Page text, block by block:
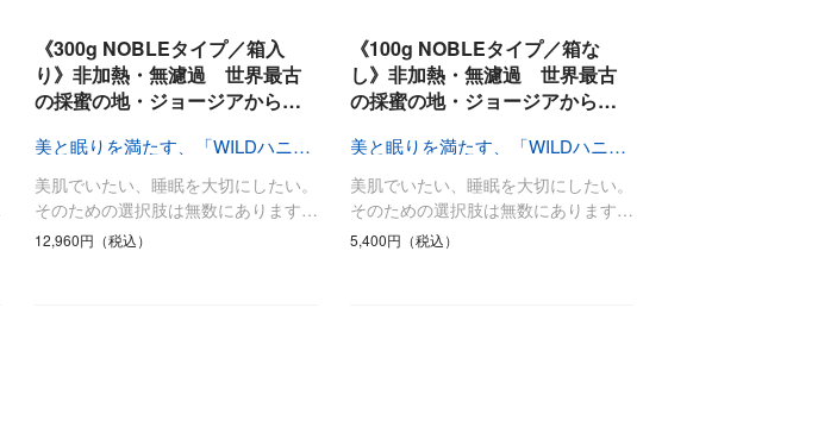
ひんやり今治タオル、生き返る〜 最後のひと口までキンキン
すべて
肌・髪ケア
バスグッズ
ひんやりグッズ
健康グッズ
オーラルケア
すべて
ドリンク
フード
すべて
旅行
アウトドア
《300g NOBLEタイプ／箱入
り》非加熱・無濾過 世界最古
の採蜜の地・ジョージアから…
美と眠りを満たす、「WILDハニー」
美肌でいたい、睡眠を大切にしたい。
そのための選択肢は無数にあります…
12,960円（税込）
《100g NOBLEタイプ／箱な
し》非加熱・無濾過 世界最古
の採蜜の地・ジョージアから…
美と眠りを満たす、「WILDハニー」
美肌でいたい、睡眠を大切にしたい。
そのための選択肢は無数にあります…
5,400円（税込）